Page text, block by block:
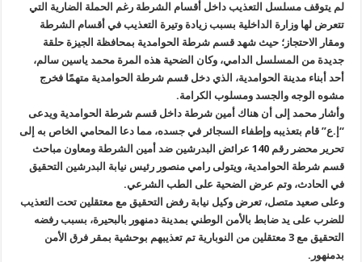
لم يتوقف مسلسل التعذيب داخل أقسام الشرطة رغم الحملة الضارية التي
تتعرض لها وزارة الداخلية بسبب زيادة وتيرة التعذيب في أقسام الشرطة
ومقار الاحتجاز؛ حيث شهد قسم شرطة الحوامدية بمحافظة الجيزة حلقة
جديدة من المسلسل الدامي، وكان الضحية هذه المرة محمد ياسين سالم،
أحد أبناء مدينة الحوامدية، الذي دخل قسم شرطة الحوامدية متهمًا فخرج
مشوه الوجه والجسد ومسلوب الكرامة.
وأشار محمد إلى أن هناك أمين شرطة داخل قسم شرطة الحوامدية ويدعى
“إ.ع” قام بتعذيبه وإطفاء السجائر في جسده، مما دعا المحامي الخاص به إلى
تحرير محضر رقم 140 عرائض البدرشين ضد أمين الشرطة ومعاون مباحث
قسم شرطة الحوامدية، ويتولى رامي منصور رئيس نيابة البدرشين التحقيق
في الحادث، وتم عرض الضحية على الطب الشرعي.
وعلى صعيد متصل، تعرض وكيل نيابة رفض التحقيق مع معتقلين تحت التعذيب
للضرب على يد ضابط بالأمن الوطني بمدينة دمنهور بالبحيرة، بسبب رفضه
التحقيق مع 3 معتقلين من النوبارية تم تعذيبهم بوحشية بمقر فرق الأمن
بدمنهور .